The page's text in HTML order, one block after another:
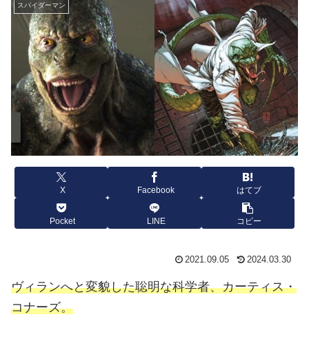
スパイダーマン
X Facebook はてブ
Pocket LINE コピー
2021.09.05 2024.03.30
ヴィランへと変貌した聡明な科学者、カーティス・
コナーズ。